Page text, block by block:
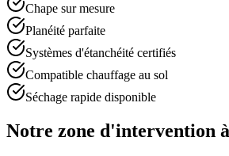
Chape sur mesure
Planéité parfaite
Systèmes d'étanchéité certifiés
Compatible chauffage au sol
Séchage rapide disponible
Notre zone d'intervention à